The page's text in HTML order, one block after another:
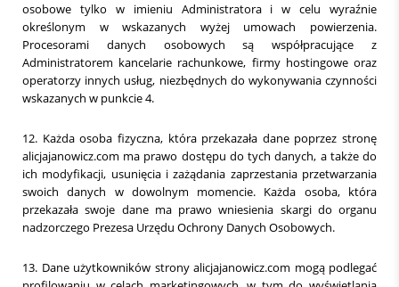
osobowe tylko w imieniu Administratora i w celu wyraźnie
określonym w wskazanych wyżej umowach powierzenia.
Procesorami danych osobowych są współpracujące z
Administratorem kancelarie rachunkowe, firmy hostingowe oraz
operatorzy innych usług, niezbędnych do wykonywania czynności
wskazanych w punkcie 4.
12. Każda osoba fizyczna, która przekazała dane poprzez stronę
alicjajanowicz.com ma prawo dostępu do tych danych, a także do
ich modyfikacji, usunięcia i zażądania zaprzestania przetwarzania
swoich danych w dowolnym momencie. Każda osoba, która
przekazała swoje dane ma prawo wniesienia skargi do organu
nadzorczego Prezesa Urzędu Ochrony Danych Osobowych.
13. Dane użytkowników strony alicjajanowicz.com mogą podlegać